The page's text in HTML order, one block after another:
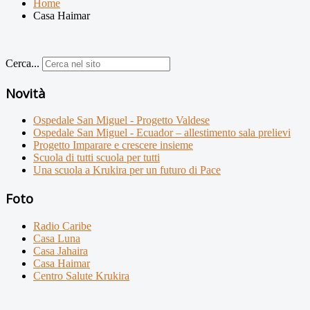
Home
Casa Haimar
Cerca...
Novità
Ospedale San Miguel - Progetto Valdese
Ospedale San Miguel - Ecuador – allestimento sala prelievi
Progetto Imparare e crescere insieme
Scuola di tutti scuola per tutti
Una scuola a Krukira per un futuro di Pace
Foto
Radio Caribe
Casa Luna
Casa Jahaira
Casa Haimar
Centro Salute Krukira